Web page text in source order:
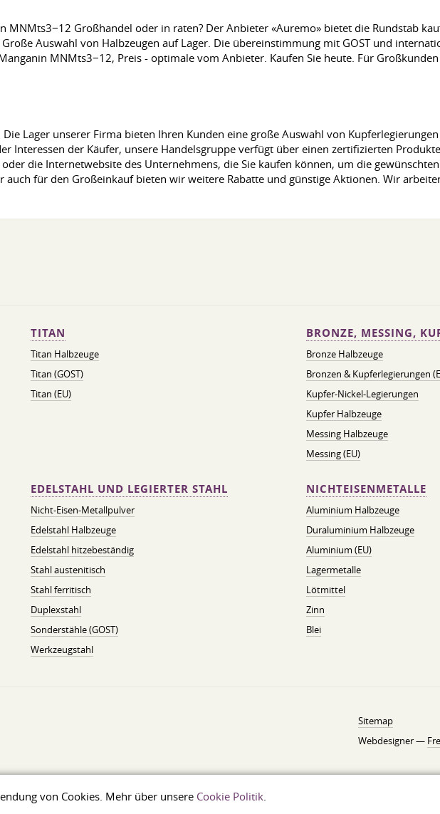
von Cookies. Mehr über unsere Cookie Politik.
MNMts3−12 Großhandel oder in raten? Der Anbieter «Auremo» bietet die Rundstab
Auswahl von Halbzeugen auf Lager. Die übereinstimmung mit GOST und
MNMts3−12, Preis - optimale vom Anbieter. Kaufen Sie heute. Für
Lager unserer Firma bieten Ihren Kunden eine große Auswahl von
Interessen der Käufer, unsere Handelsgruppe verfügt über einen zertifizierten
die Internetwebsite des Unternehmens, die Sie kaufen können, um die
für den Großeinkauf bieten wir weitere Rabatte und günstige Aktionen. Wir
TITAN
Titan Halbzeuge
Titan (GOST)
Titan (EU)
BRONZE, MESSING,
Bronze Halbzeuge
Bronzen & Kupferlegierungen
Kupfer-Nickel-Legierungen
Kupfer Halbzeuge
Messing Halbzeuge
Messing (EU)
EDELSTAHL UND LEGIERTER STAHL
Nicht-Eisen-Metallpulver
Edelstahl Halbzeuge
Edelstahl hitzebeständig
Stahl austenitisch
Stahl ferritisch
Duplexstahl
Sonderstähle (GOST)
Werkzeugstahl
NICHTEISENMETALLE
Aluminium Halbzeuge
Duraluminium Halbzeuge
Aluminium (EU)
Lagermetalle
Lötmittel
Zinn
Blei
Sitemap
Webdesigner —